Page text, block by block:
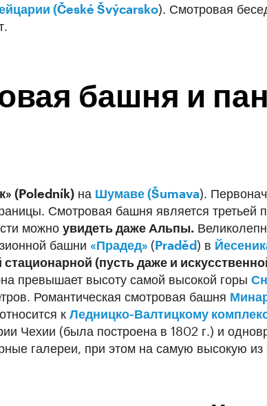
(České Švýcarsko). Смотровая
башня и
(Poledník) на Шумаве (Šumava).
Смотровая башня является
можно увидеть даже Альпы.
башни «Прадед» (Praděd) в
(пусть даже и
превышает высоту самой высокой горы
Романтическая смотровая башня
к Ледницко-Валтицкому
Чехии (была построена в 1802 г.) и
галереи, при этом на самую высокую из